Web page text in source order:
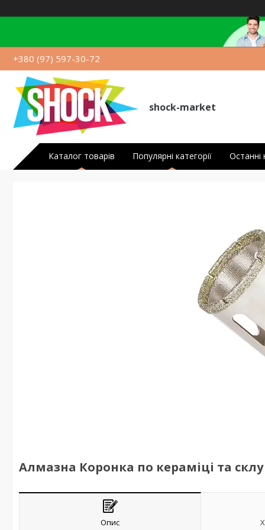
+380 (97) 597-30-72
shock-market
Каталог товарів Популярні категорії
Алмазна Коронка по кераміці та склу
Опис